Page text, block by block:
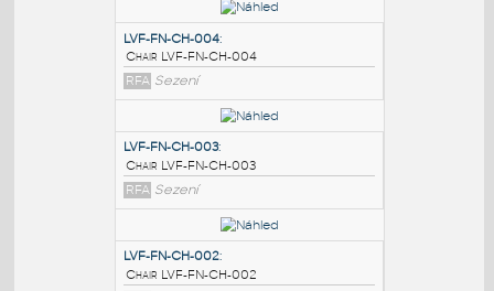
PODOBNÉ BLOKY
LVF-FN-CH-004
Chair LVF-FN-CH-004
RFA Sezení